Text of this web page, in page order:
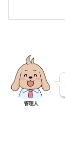
管理人